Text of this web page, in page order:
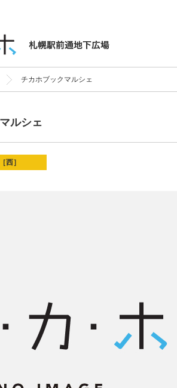
チカホブックマルシェ
ルシェ
西］